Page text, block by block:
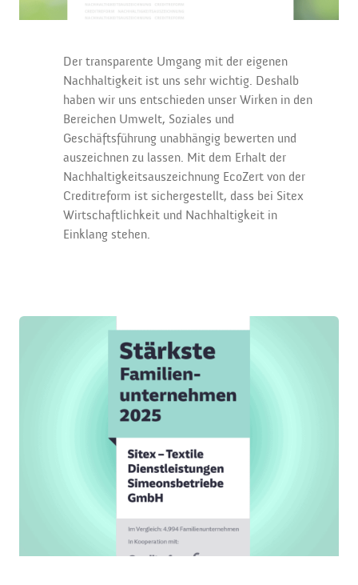
Der transparente Umgang mit der eigenen
Nachhaltigkeit ist uns sehr wichtig. Deshalb
haben wir uns entschieden unser Wirken in den
Bereichen Umwelt, Soziales und
Geschäftsführung unabhängig bewerten und
auszeichnen zu lassen. Mit dem Erhalt der
Nachhaltigkeitsauszeichnung EcoZert von der
Creditreform ist sichergestellt, dass bei Sitex
Wirtschaftlichkeit und Nachhaltigkeit in
Einklang stehen.